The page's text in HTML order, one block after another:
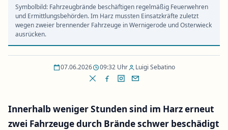
Symbolbild: Fahrzeugbrände beschäftigen regelmäßig Feuerwehren
und Ermittlungsbehörden. Im Harz mussten Einsatzkräfte zuletzt
wegen zweier brennender Fahrzeuge in Wernigerode und Osterwieck
ausrücken.
07.06.2026 09:32 Uhr Luigi Sebatino
Innerhalb weniger Stunden sind im Harz erneut
zwei Fahrzeuge durch Brände schwer beschädigt